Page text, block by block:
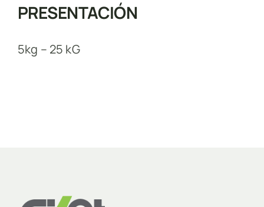
PRESENTACIÓN
5kg – 25 kG